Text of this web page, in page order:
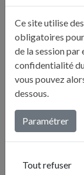
Cette
Ce site utilise
obligatoires
de la session
confidentialité
vous pouvez
dessous.
Paramétrer
Tout refuser